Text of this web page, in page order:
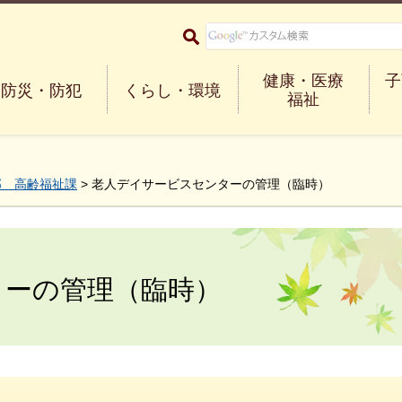
大阪府箕面市 Minoh City
防災・防犯 くらし・環境
健康・医療
福祉
高齢福祉課 > 老人デイサービスセンターの管理（臨時）
の管理（臨時）